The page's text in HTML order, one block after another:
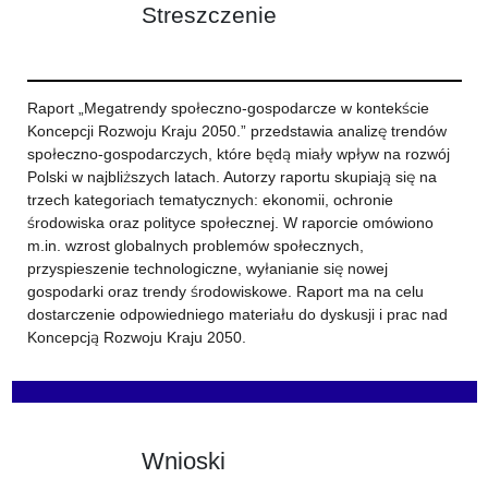
Streszczenie
Raport „Megatrendy społeczno-gospodarcze w kontekście
Koncepcji Rozwoju Kraju 2050.” przedstawia analizę trendów
społeczno-gospodarczych, które będą miały wpływ na rozwój
Polski w najbliższych latach. Autorzy raportu skupiają się na
trzech kategoriach tematycznych: ekonomii, ochronie
środowiska oraz polityce społecznej. W raporcie omówiono
m.in. wzrost globalnych problemów społecznych,
przyspieszenie technologiczne, wyłanianie się nowej
gospodarki oraz trendy środowiskowe. Raport ma na celu
dostarczenie odpowiedniego materiału do dyskusji i prac nad
Koncepcją Rozwoju Kraju 2050.
Wnioski